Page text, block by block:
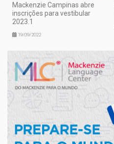
Mackenzie Campinas abre
inscrições para vestibular
2023.1
19/09/2022